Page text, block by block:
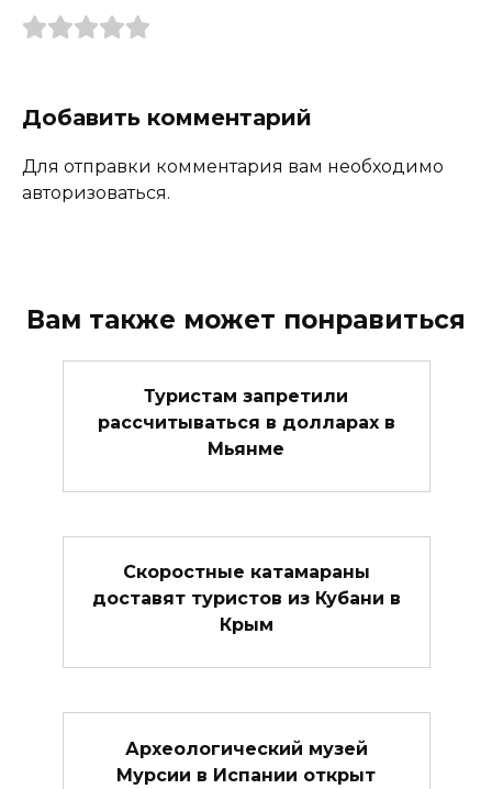
Добавить комментарий
Для отправки комментария вам необходимо
авторизоваться.
Вам также может понравиться
Туристам запретили
рассчитываться в долларах в
Мьянме
Скоростные катамараны
доставят туристов из Кубани в
Крым
Археологический музей
Мурсии в Испании открыт